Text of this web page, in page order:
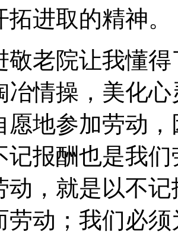
进取的精神。
敬老院让我懂
冶情操，美化
愿地参加劳动
记报酬也是我
动，就是以不
劳动；我们必